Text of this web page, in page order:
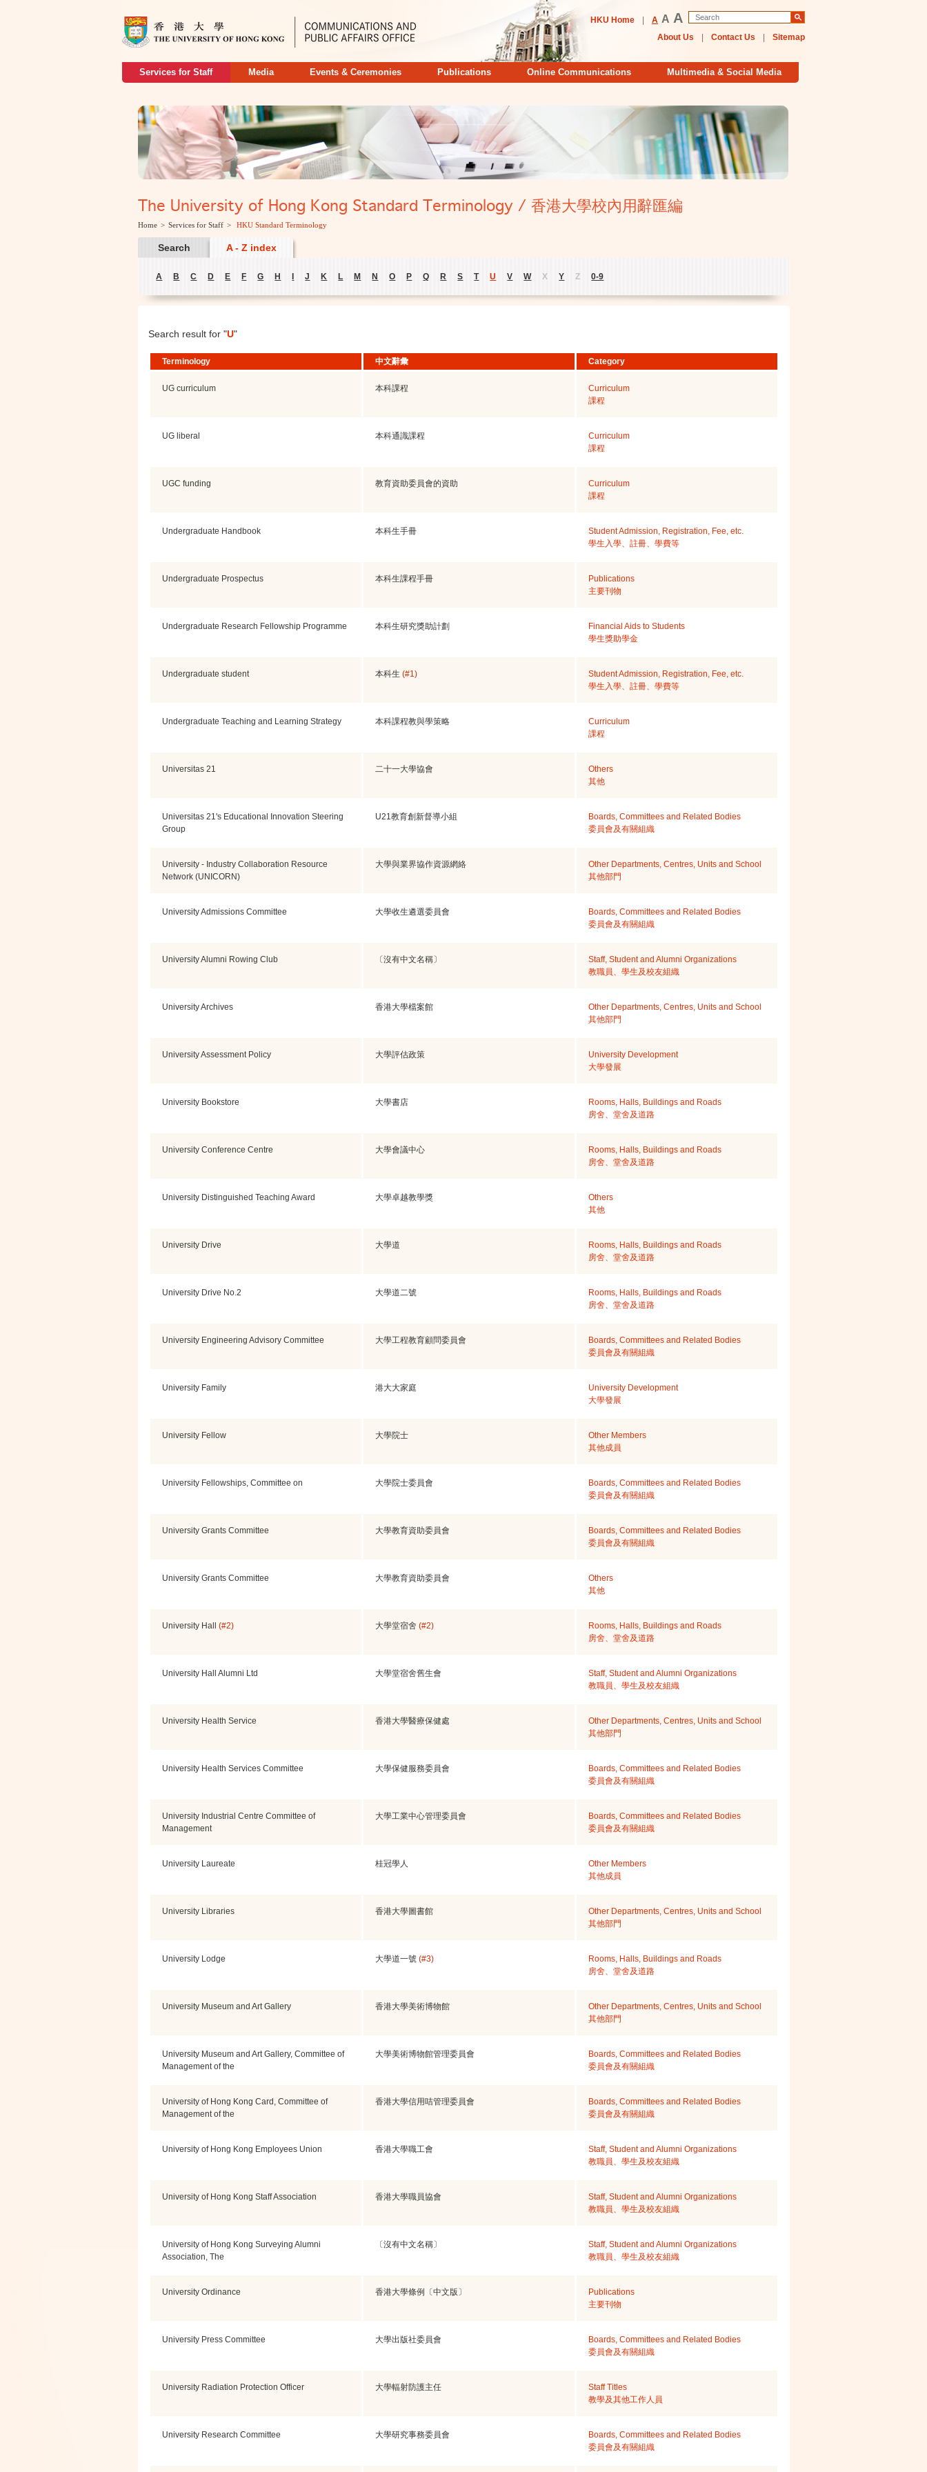
HKU Home A A A
About Us Contact Us Sitemap
Services for Staff Media Events & Ceremonies Publications Online Communications Multimedia & Social Media
The University of Hong Kong Standard Terminology / 香港大學校內用辭匯編
Home > Services for Staff > HKU Standard Terminology
Search A - Z index
A B C D E F G H J K L M N O P Q R S T U V W X Y Z 0-9
Search result for "U"
Terminology 中文辭彙 Category
UG curriculum 本科課程
Curriculum
課程
UG liberal 本科通識課程
Curriculum
課程
UGC funding 教育資助委員會的資助
Curriculum
課程
Undergraduate Handbook 本科生手冊
Student Admission, Registration, Fee, etc.
學生入學、註冊、學費等
Undergraduate Prospectus 本科生課程手冊
Publications
主要刊物
Undergraduate Research Fellowship Programme 本科生研究獎助計劃
Financial Aids to Students
學生獎助學金
Undergraduate student 本科生 (#1)
Student Admission, Registration, Fee, etc.
學生入學、註冊、學費等
Undergraduate Teaching and Learning Strategy 本科課程教與學策略
Curriculum
課程
Universitas 21 二十一大學協會
Others
其他
Universitas 21's Educational Innovation Steering
Group
U21教育創新督導小組
Boards, Committees and Related Bodies
委員會及有關組織
University - Industry Collaboration Resource
Network (UNICORN)
大學與業界協作資源網絡
Other Departments, Centres, Units and School
其他部門
University Admissions Committee 大學收生遴選委員會
Boards, Committees and Related Bodies
委員會及有關組織
University Alumni Rowing Club 〔沒有中文名稱〕
Staff, Student and Alumni Organizations
教職員、學生及校友組織
University Archives 香港大學檔案館
Other Departments, Centres, Units and School
其他部門
University Assessment Policy 大學評估政策
University Development
大學發展
University Bookstore 大學書店
Rooms, Halls, Buildings and Roads
房舍、堂舍及道路
University Conference Centre 大學會議中心
Rooms, Halls, Buildings and Roads
房舍、堂舍及道路
University Distinguished Teaching Award 大學卓越教學獎
Others
其他
University Drive 大學道
Rooms, Halls, Buildings and Roads
房舍、堂舍及道路
University Drive No.2 大學道二號
Rooms, Halls, Buildings and Roads
房舍、堂舍及道路
University Engineering Advisory Committee 大學工程教育顧問委員會
Boards, Committees and Related Bodies
委員會及有關組織
University Family 港大大家庭
University Development
大學發展
University Fellow 大學院士
Other Members
其他成員
University Fellowships, Committee on 大學院士委員會
Boards, Committees and Related Bodies
委員會及有關組織
University Grants Committee 大學教育資助委員會
Boards, Committees and Related Bodies
委員會及有關組織
University Grants Committee 大學教育資助委員會
Others
其他
University Hall (#2) 大學堂宿舍 (#2)
Rooms, Halls, Buildings and Roads
房舍、堂舍及道路
University Hall Alumni Ltd 大學堂宿舍舊生會
Staff, Student and Alumni Organizations
教職員、學生及校友組織
University Health Service 香港大學醫療保健處
Other Departments, Centres, Units and School
其他部門
University Health Services Committee 大學保健服務委員會
Boards, Committees and Related Bodies
委員會及有關組織
University Industrial Centre Committee of
Management
大學工業中心管理委員會
Boards, Committees and Related Bodies
委員會及有關組織
University Laureate 桂冠學人
Other Members
其他成員
University Libraries 香港大學圖書館
Other Departments, Centres, Units and School
其他部門
University Lodge 大學道一號 (#3)
Rooms, Halls, Buildings and Roads
房舍、堂舍及道路
University Museum and Art Gallery 香港大學美術博物館
Other Departments, Centres, Units and School
其他部門
University Museum and Art Gallery, Committee of
Management of the
大學美術博物館管理委員會
Boards, Committees and Related Bodies
委員會及有關組織
University of Hong Kong Card, Committee of
Management of the
香港大學信用咭管理委員會
Boards, Committees and Related Bodies
委員會及有關組織
University of Hong Kong Employees Union 香港大學職工會
Staff, Student and Alumni Organizations
教職員、學生及校友組織
University of Hong Kong Staff Association 香港大學職員協會
Staff, Student and Alumni Organizations
教職員、學生及校友組織
University of Hong Kong Surveying Alumni
Association, The
〔沒有中文名稱〕
Staff, Student and Alumni Organizations
教職員、學生及校友組織
University Ordinance 香港大學條例〔中文版〕
Publications
主要刊物
University Press Committee 大學出版社委員會
Boards, Committees and Related Bodies
委員會及有關組織
University Radiation Protection Officer 大學輻射防護主任
Staff Titles
教學及其他工作人員
University Research Committee 大學研究事務委員會
Boards, Committees and Related Bodies
委員會及有關組織